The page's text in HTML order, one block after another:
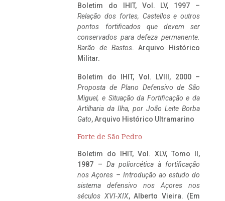
Boletim do IHIT, Vol. LV, 1997 –
Relação dos fortes, Castellos e outros
pontos fortificados que devem ser
conservados para defeza permanente.
Barão de Bastos. Arquivo Histórico
Militar.
Boletim do IHIT, Vol. LVIII, 2000 –
Proposta de Plano Defensivo de São
Miguel, e Situação da Fortificação e da
Artilharia da Ilha, por João Leite Borba
Gato, Arquivo Histórico Ultramarino
Forte de São Pedro
Boletim do IHIT, Vol. XLV, Tomo II,
1987 – Da poliorcética à fortificação
nos Açores – Introdução ao estudo do
sistema defensivo nos Açores nos
séculos XVI-XIX, Alberto Vieira. (Em